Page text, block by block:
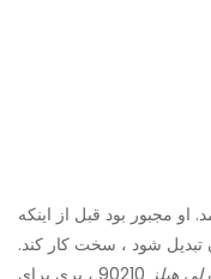
او مجبور بود قبل از اینکه
شود ، سخت کار کند.